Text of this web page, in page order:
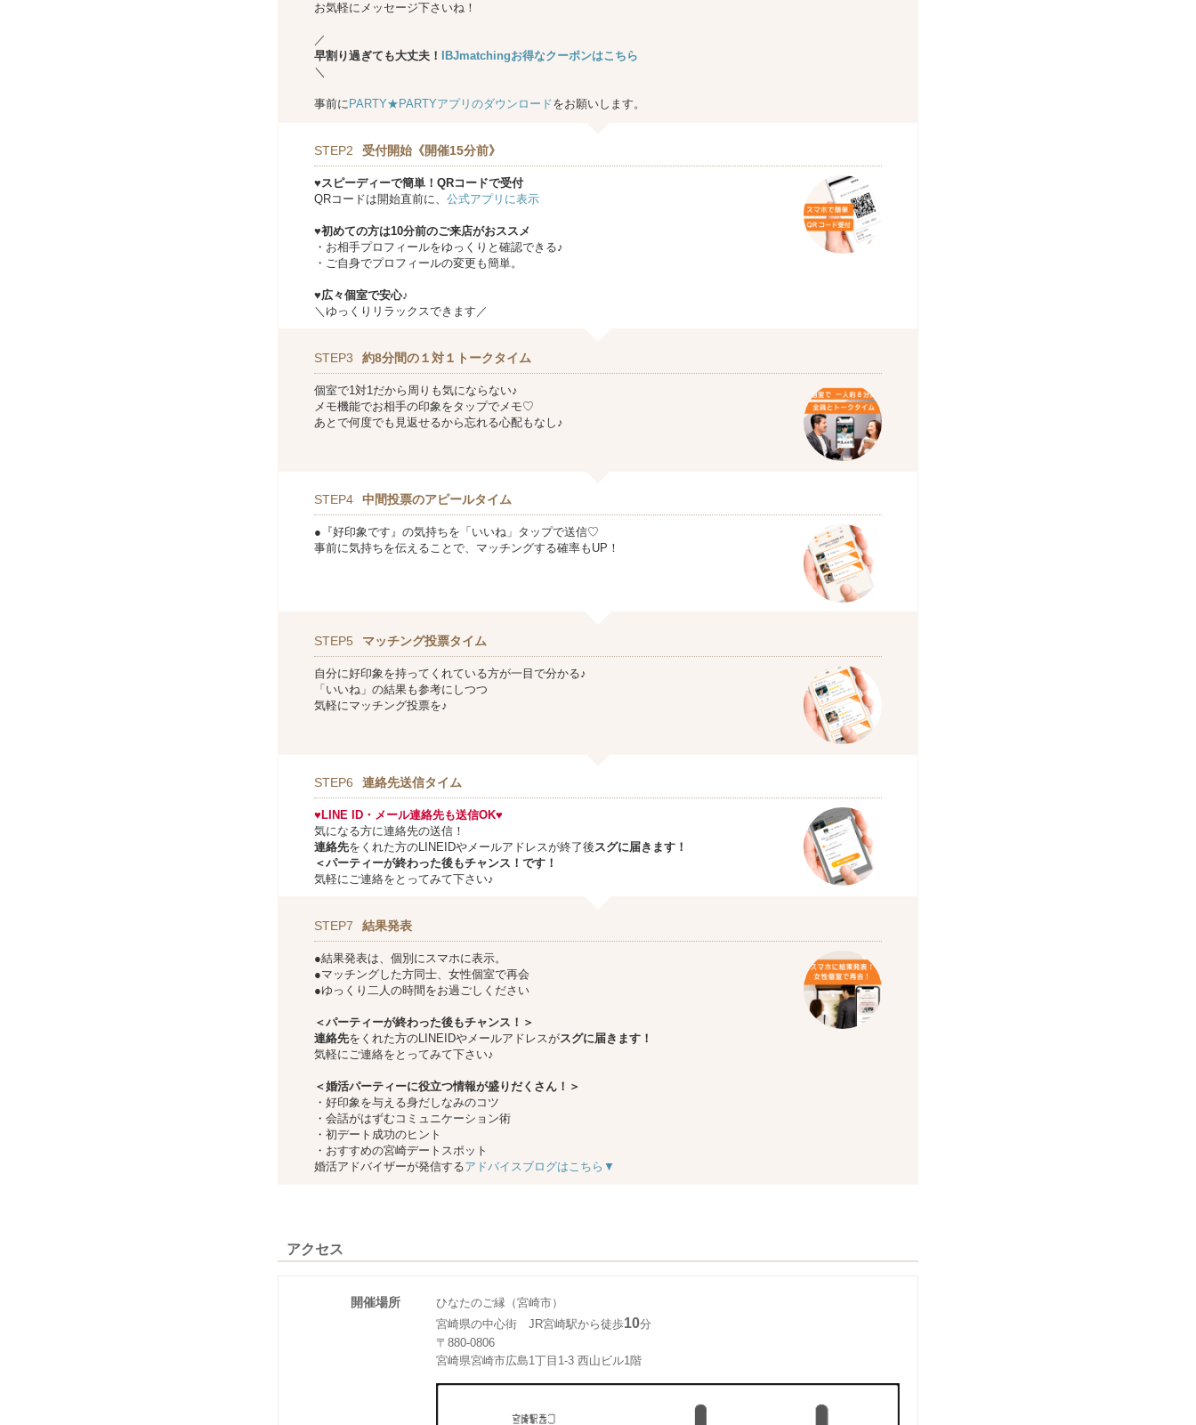
お気軽にメッセージ下さいね！
／
早割り過ぎても大丈夫！
IBJmatchingお得なクーポンはこちら
＼
事前に PARTY★PARTYアプリのダウンロードをお願いします。
STEP2 受付開始《開催15分前》
♥スピーディーで簡単！QRコードで受付
QRコードは開始直前に、 公式アプリに表示
♥初めての方は10分前のご来店がおススメ
・お相手プロフィールをゆっくりと確認できる♪
・ご自身でプロフィールの変更も簡単。
♥広々個室で安心♪
＼ゆっくりリラックスできます／
STEP3 約8分間の１対１トークタイム
個室で1対1だから周りも気にならない♪
メモ機能でお相手の印象をタップでメモ♡
あとで何度でも見返せるから忘れる心配もなし♪
STEP4 中間投票のアピールタイム
●『好印象です』の気持ちを「いいね」タップで送信♡
事前に気持ちを伝えることで、マッチングする確率もUP！
STEP5 マッチング投票タイム
自分に好印象を持ってくれている方が一目で分かる♪
「いいね」の結果も参考にしつつ
気軽にマッチング投票を♪
STEP6 連絡先送信タイム
♥LINE ID・メール連絡先も送信OK♥
気になる方に連絡先の送信！
連絡先をくれた方のLINEIDやメールアドレスが終了後スグに届きます！
＜パーティーが終わった後もチャンス！です！
気軽にご連絡をとってみて下さい♪
STEP7 結果発表
●結果発表は、個別にスマホに表示。
●マッチングした方同士、女性個室で再会
●ゆっくり二人の時間をお過ごしください
＜パーティーが終わった後もチャンス！＞
連絡先をくれた方のLINEIDやメールアドレスがスグに届きます！
気軽にご連絡をとってみて下さい♪
＜婚活パーティーに役立つ情報が盛りだくさん！＞
・好印象を与える身だしなみのコツ
・会話がはずむコミュニケーション術
・初デート成功のヒント
・おすすめの宮崎デートスポット
婚活アドバイザーが発信するアドバイスブログはこちら▼
アクセス
開催場所
ひなたのご縁（宮崎市）
宮崎県の中心街 JR宮崎駅から徒歩10分
〒880-0806
宮崎県宮崎市広島1丁目1-3 西山ビル1階